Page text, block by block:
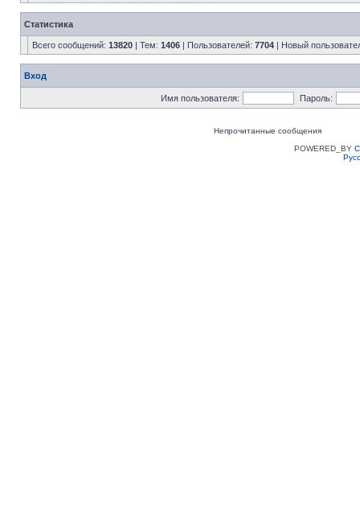
Статистика
Всего сообщений: 13820 | Тем: 1406 | Пользователей: 7704 | Новый
Вход
Имя пользователя: Пароль:
Непрочитанные сообщения
POWERED_BY